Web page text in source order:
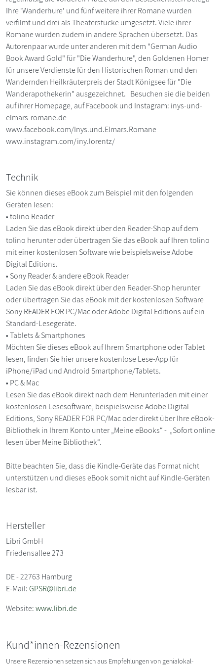
Ihre 'Wanderhure' und fünf weitere ihrer Romane wurden
verfilmt und drei als Theaterstücke umgesetzt. Viele ihrer
Romane wurden zudem in andere Sprachen übersetzt. Das
Autorenpaar wurde unter anderen mit dem "German Audio
Book Award Gold" für "Die Wanderhure", den Goldenen Homer
für unsere Verdienste für den Historischen Roman und den
Wandernden Heilkräuterpreis der Stadt Königsee für "Die
Wanderapothekerin" ausgezeichnet. Besuchen sie die beiden
auf ihrer Homepage, auf Facebook und Instagram: inys-und-
elmars-romane.de
www.facebook.com/Inys.und.Elmars.Romane
www.instagram.com/iny.lorentz/
Technik
Sie können dieses eBook zum Beispiel mit den folgenden
Geräten lesen:
• tolino Reader
Laden Sie das eBook direkt über den Reader-Shop auf dem
tolino herunter oder übertragen Sie das eBook auf Ihren tolino
mit einer kostenlosen Software wie beispielsweise Adobe
Digital Editions.
• Sony Reader & andere eBook Reader
Laden Sie das eBook direkt über den Reader-Shop herunter
oder übertragen Sie das eBook mit der kostenlosen Software
Sony READER FOR PC/Mac oder Adobe Digital Editions auf ein
Standard-Lesegeräte.
• Tablets & Smartphones
Möchten Sie dieses eBook auf Ihrem Smartphone oder Tablet
lesen, finden Sie hier unsere kostenlose Lese-App für
iPhone/iPad und Android Smartphone/Tablets.
• PC & Mac
Lesen Sie das eBook direkt nach dem Herunterladen mit einer
kostenlosen Lesesoftware, beispielsweise Adobe Digital
Editions, Sony READER FOR PC/Mac oder direkt über Ihre eBook-
Bibliothek in Ihrem Konto unter „Meine eBooks“ - „Sofort online
lesen über Meine Bibliothek“.
Bitte beachten Sie, dass die Kindle-Geräte das Format nicht
unterstützen und dieses eBook somit nicht auf Kindle-Geräten
lesbar ist.
Hersteller
Libri GmbH
Friedensallee 273
DE - 22763 Hamburg
E-Mail:GPSR@libri.de
Website:www.libri.de
Kund*innen-Rezensionen
Unsere Rezensionen setzen sich aus Empfehlungen von genialokal-